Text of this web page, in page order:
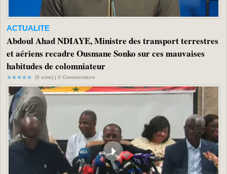
ACTUALITE
Abdoul Ahad NDIAYE, Ministre des transport terrestres
et aériens recadre Ousmane Sonko sur ces mauvaises
habitudes de colomniateur
(0 vote) | 0 Commentaire